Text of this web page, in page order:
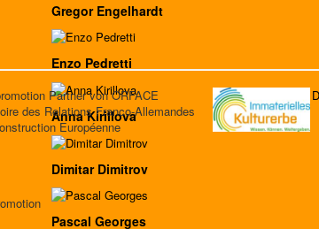
Gregor Engelhardt
Enzo Pedretti
Anna Kirillova
Dimitar Dimitrov
Pascal Georges
Partner von ORFACE
des Relations Franco-Allemandes
Européenne